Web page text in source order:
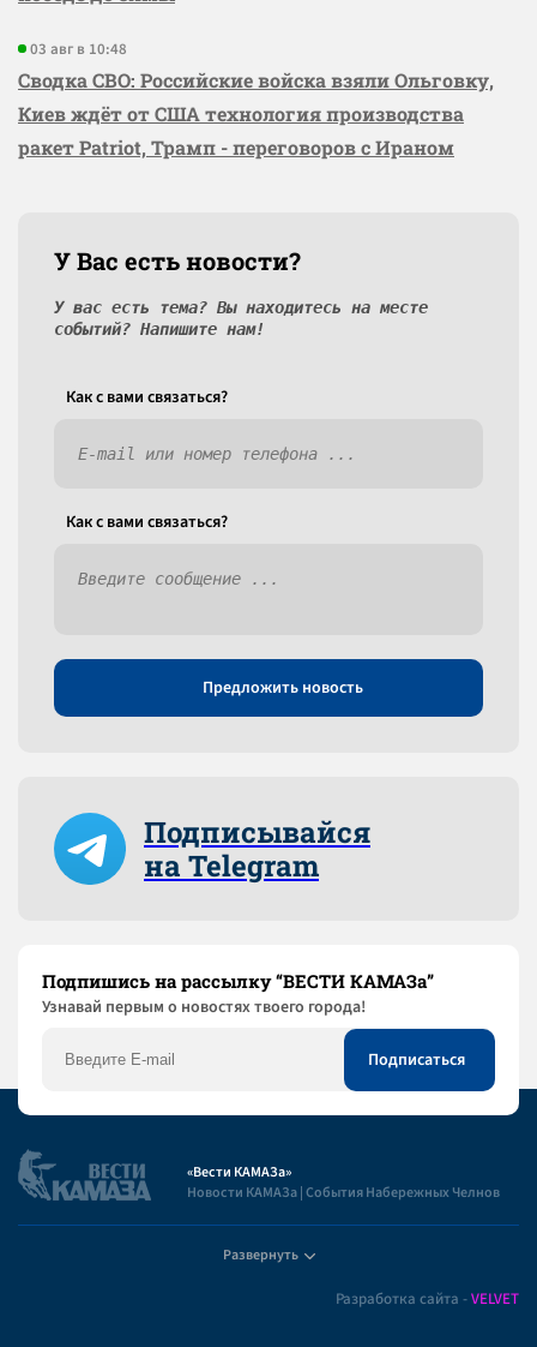
03 авг в 10:48
Сводка СВО: Российские войска взяли Ольговку,
Киев ждёт от США технология производства
ракет Patriot, Трамп - переговоров с Ираном
У Вас есть новости?
У вас есть тема? Вы находитесь на месте
событий? Напишите нам!
Как c вами связаться?
Как c вами связаться?
Предложить новость
Подписывайся
на Telegram
Подпишись на рассылку “ВЕСТИ КАМАЗа”
Узнaвай первым о новостях твоего города!
«Вести КАМАЗа»
Новости КАМАЗа | События Набережных Челнов
Развернуть
Разработка сайта -VELVET